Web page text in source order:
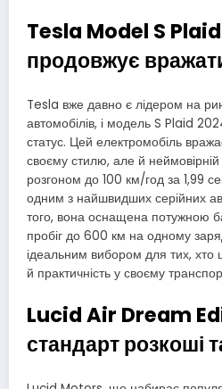
Tesla Model S
продовжує
Tesla вже давно є лідером на
автомобілів, і модель S Plaid
статус. Цей електромобіль
своєму стилю, але й неймовірній
розгоном до 100 км/год за 1,99
одним з найшвидших серійних
того, вона оснащена потужною
пробіг до 600 км на одному
ідеальним вибором для тих,
й практичність у своєму
Lucid Air Dream
стандарт розкоші